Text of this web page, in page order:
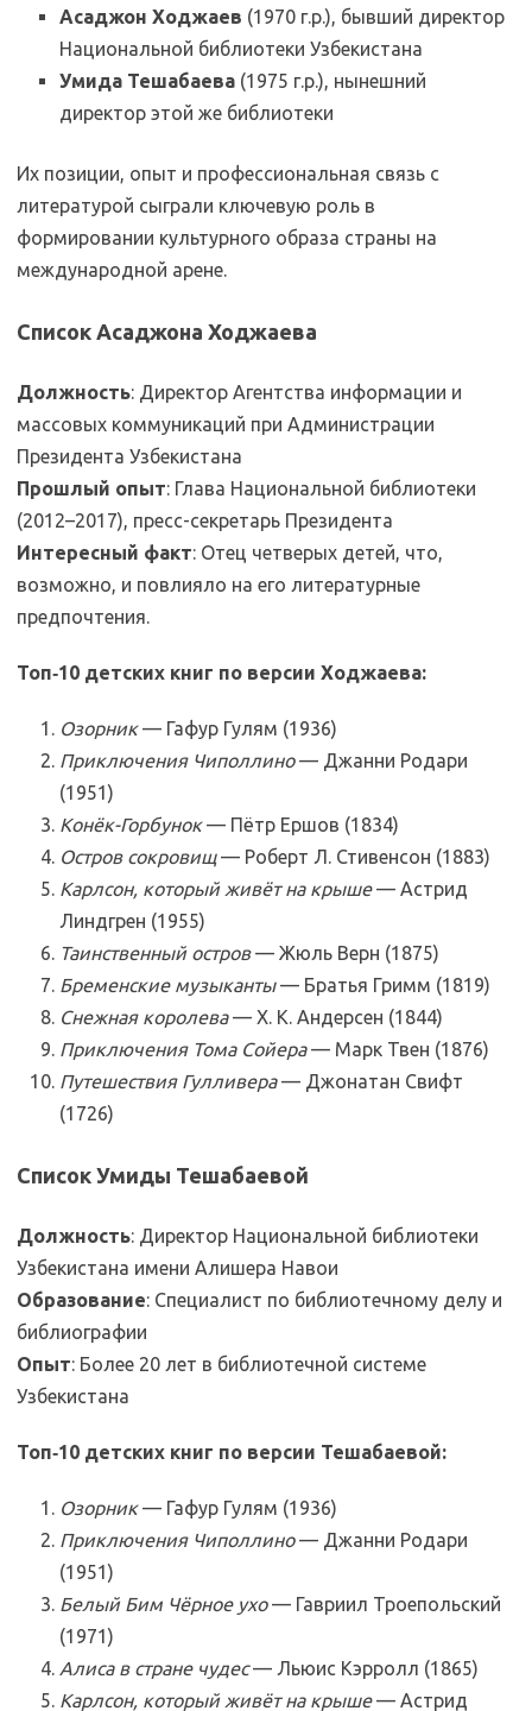
Асаджон Ходжаев (1970 г.р.), бывший директор
Национальной библиотеки Узбекистана
Умида Тешабаева (1975 г.р.), нынешний
директор этой же библиотеки
Их позиции, опыт и профессиональная связь с
литературой сыграли ключевую роль в
формировании культурного образа страны на
международной арене.
Список Асаджона Ходжаева
Должность: Директор Агентства информации и
массовых коммуникаций при Администрации
Президента Узбекистана
Прошлый опыт: Глава Национальной библиотеки
(2012–2017), пресс-секретарь Президента
Интересный факт: Отец четверых детей, что,
возможно, и повлияло на его литературные
предпочтения.
Топ‑10 детских книг по версии Ходжаева:
Озорник— Гафур Гулям (1936)
Приключения Чиполлино— Джанни Родари
(1951)
Конёк-Горбунок— Пётр Ершов (1834)
Остров сокровищ— Роберт Л. Стивенсон (1883)
Карлсон, который живёт на крыше— Астрид
Линдгрен (1955)
Таинственный остров— Жюль Верн (1875)
Бременские музыканты— Братья Гримм (1819)
Снежная королева— Х. К. Андерсен (1844)
Приключения Тома Сойера— Марк Твен (1876)
Путешествия Гулливера— Джонатан Свифт
(1726)
Список Умиды Тешабаевой
Должность: Директор Национальной библиотеки
Узбекистана имени Алишера Навои
Образование: Специалист по библиотечному делу и
библиографии
Опыт: Более 20 лет в библиотечной системе
Узбекистана
Топ‑10 детских книг по версии Тешабаевой:
Озорник— Гафур Гулям (1936)
Приключения Чиполлино— Джанни Родари
(1951)
Белый Бим Чёрное ухо— Гавриил Троепольский
(1971)
Алиса в стране чудес— Льюис Кэрролл (1865)
Карлсон, который живёт на крыше— Астрид